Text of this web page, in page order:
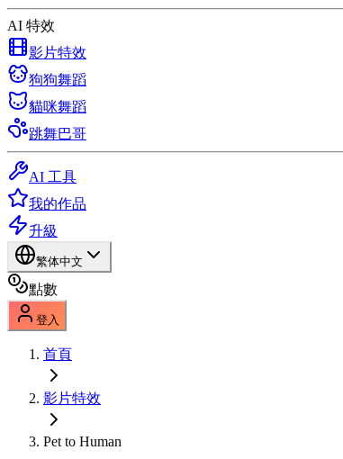
AI 特效
影片特效
狗狗舞蹈
貓咪舞蹈
跳舞巴哥
AI 工具
我的作品
升級
繁体中文
點數
登入
首頁
影片特效
Pet to Human